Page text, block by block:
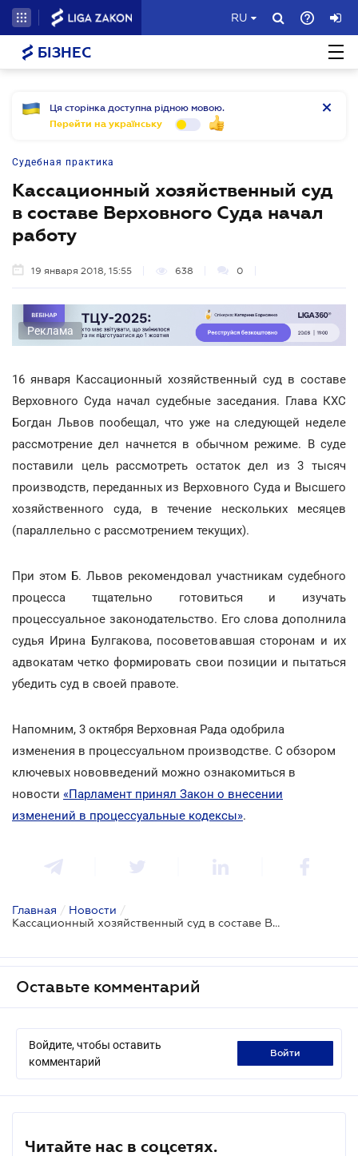
RU
БІЗНЕС
Ця сторінка доступна рідною мовою.
Перейти на українську
Судебная практика
Кассационный хозяйственный суд
в составе Верховного Суда начал
работу
19 января 2018, 15:55 638 0
Реклама
16 января Кассационный хозяйственный суд в составе
Верховного Суда начал судебные заседания. Глава КХС
Богдан Львов пообещал, что уже на следующей неделе
рассмотрение дел начнется в обычном режиме. В суде
поставили цель рассмотреть остаток дел из 3 тысяч
производств, переданных из Верховного Суда и Высшего
хозяйственного суда, в течение нескольких месяцев
(параллельно с рассмотрением текущих).
При этом Б. Львов рекомендовал участникам судебного
процесса тщательно готовиться и изучать
процессуальное законодательство. Его слова дополнила
судья Ирина Булгакова, посоветовавшая сторонам и их
адвокатам четко формировать свои позиции и пытаться
убедить суд в своей правоте.
Напомним, 3 октября Верховная Рада одобрила
изменения в процессуальном производстве. С обзором
ключевых нововведений можно ознакомиться в
новости «Парламент принял Закон о внесении
изменений в процессуальные кодексы».
Главная / Новости /
Кассационный хозяйственный суд в составе Верховного Суда начал работу
Оставьте комментарий
Войдите, чтобы оставить
комментарий
войти
Читайте нас в соцсетях.